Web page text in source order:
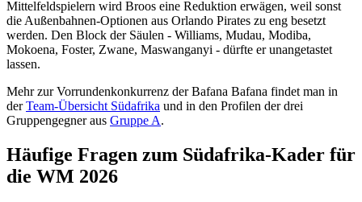
Mittelfeldspielern wird Broos eine Reduktion erwägen, weil sonst
die Außenbahnen-Optionen aus Orlando Pirates zu eng besetzt
werden. Den Block der Säulen - Williams, Mudau, Modiba,
Mokoena, Foster, Zwane, Maswanganyi - dürfte er unangetastet
lassen.
Mehr zur Vorrundenkonkurrenz der Bafana Bafana findet man in
derTeam-Übersicht Südafrika und in den Profilen der drei
Gruppengegner aus Gruppe A.
Häufige Fragen zum Südafrika-Kader für
die WM 2026